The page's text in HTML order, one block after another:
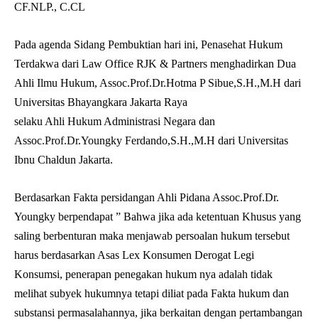
CF.NLP., C.CL
Pada agenda Sidang Pembuktian hari ini, Penasehat Hukum
Terdakwa dari Law Office RJK & Partners menghadirkan Dua
Ahli Ilmu Hukum, Assoc.Prof.Dr.Hotma P Sibue,S.H.,M.H dari
Universitas Bhayangkara Jakarta Raya
selaku Ahli Hukum Administrasi Negara dan
Assoc.Prof.Dr.Youngky Ferdando,S.H.,M.H dari Universitas
Ibnu Chaldun Jakarta.
Berdasarkan Fakta persidangan Ahli Pidana Assoc.Prof.Dr.
Youngky berpendapat ” Bahwa jika ada ketentuan Khusus yang
saling berbenturan maka menjawab persoalan hukum tersebut
harus berdasarkan Asas Lex Konsumen Derogat Legi
Konsumsi, penerapan penegakan hukum nya adalah tidak
melihat subyek hukumnya tetapi diliat pada Fakta hukum dan
substansi permasalahannya, jika berkaitan dengan pertambangan